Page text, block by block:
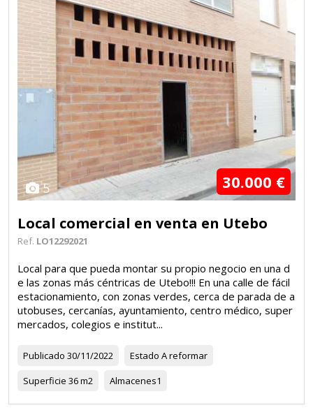
5 30.000 €
Local comercial en venta en Utebo
Ref. LO12292021
Local para que pueda montar su propio negocio en una d
e las zonas más céntricas de Utebo!!! En una calle de fácil
estacionamiento, con zonas verdes, cerca de parada de a
utobuses, cercanías, ayuntamiento, centro médico, super
mercados, colegios e institut...
Publicado 30/11/2022 Estado A reformar
Superficie 36 m2 Almacenes1